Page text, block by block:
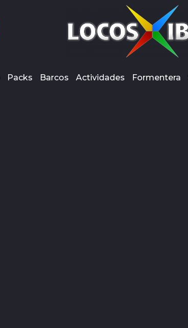
Packs Barcos Actividades Formentera